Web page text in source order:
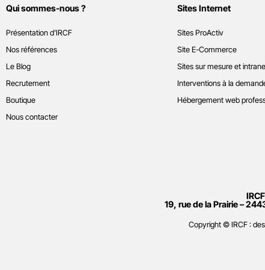
Qui sommes-nous ?
Présentation d’IRCF
Nos références
Le Blog
Recrutement
Boutique
Nous contacter
Sites Internet
Sites ProActiv
Site E-Commerce
Sites sur mesure et
Interventions à la
Hébergement web
19, rue de la Prairie –
Copyright © IRCF :